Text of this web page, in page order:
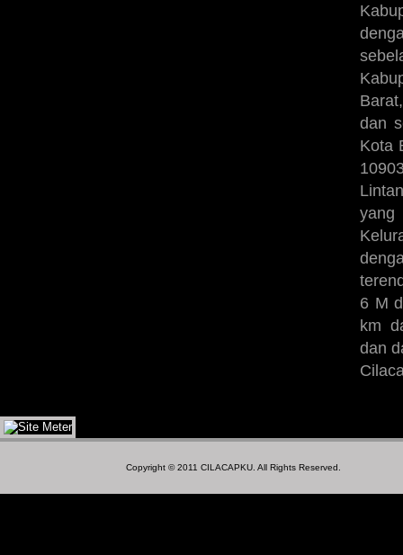
dan
Kota
6 M
km
dan
Copyright © 2011 CILACAPKU . All Rights Reserved.